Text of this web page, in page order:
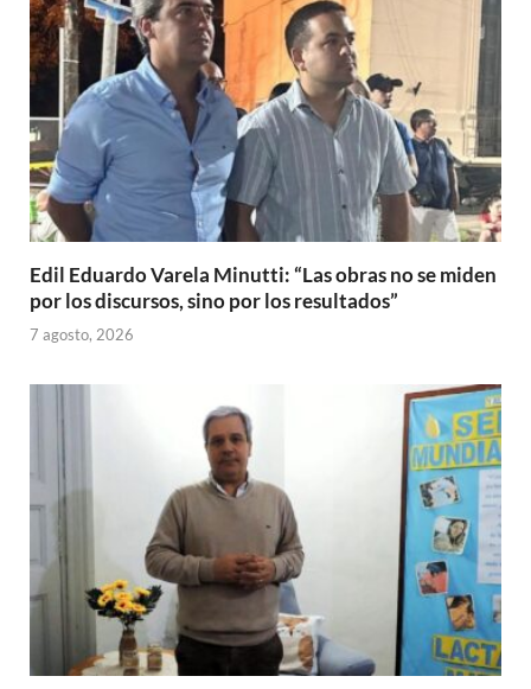
Edil Eduardo Varela Minutti: “Las obras no se miden
por los discursos, sino por los resultados”
7 agosto, 2026